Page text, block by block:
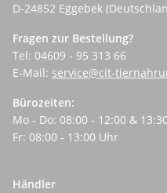
D-24852 Eggebek
Fragen zur Bestellung?
Tel: 04609 - 95 313 66
E-Mail: service@cit-
Bürozeiten:
Mo - Do: 08:00 - 12:00 &
Fr: 08:00 - 13:00 Uhr
Händler